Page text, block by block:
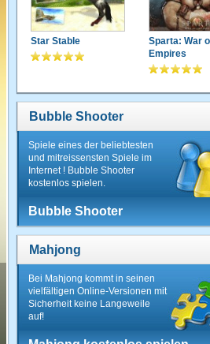
Star Stable
Sparta: War
Empires
Bubble Shooter
Spiele eines der beliebtesten
und mitreissensten Spiele im
Internet ! Bubble Shooter
kostenlos spielen.
Bubble Shooter
Mahjong
Bei Mahjong kommt in seinen
vielfältigen Online-Versionen mit
Sicherheit keine Langeweile
auf!